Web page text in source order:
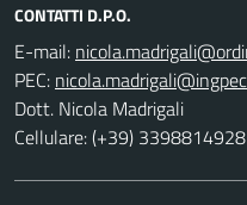
CONTATTI D.P.O.
E-mail:
PEC:
Dott. Nicola Madrigali
Cellulare: (+39) 3398814928